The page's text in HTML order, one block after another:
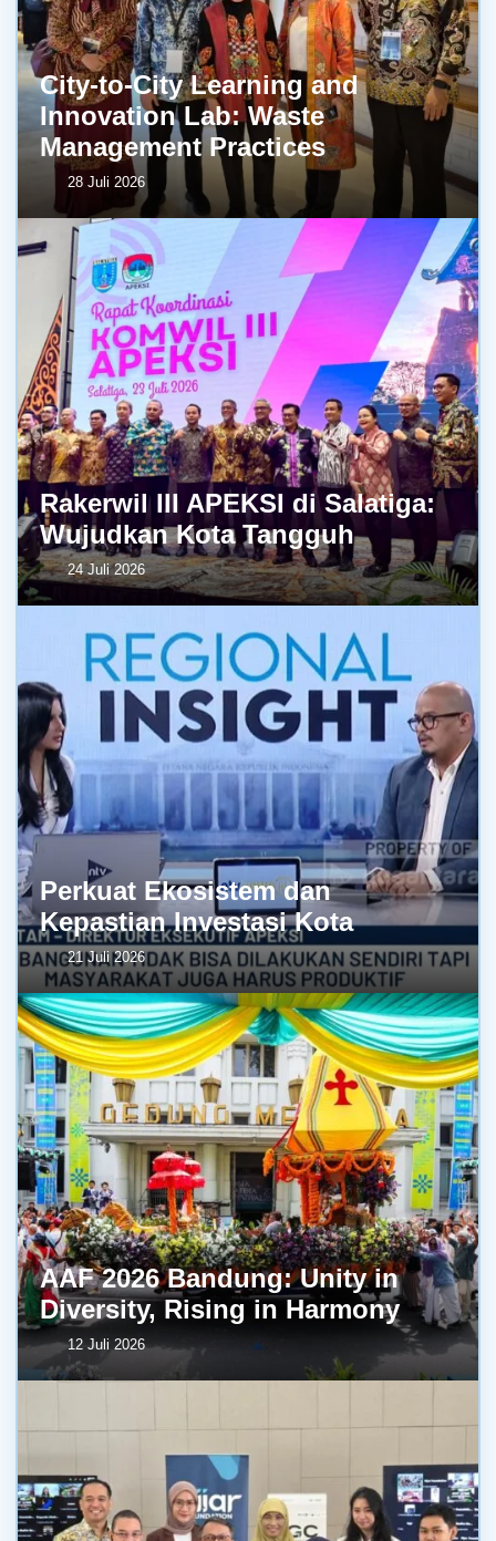
City-to-City Learning and
Innovation Lab: Waste
Management Practices
28 Juli 2026
Rakerwil III APEKSI di Salatiga:
Wujudkan Kota Tangguh
24 Juli 2026
Perkuat Ekosistem dan
Kepastian Investasi Kota
21 Juli 2026
AAF 2026 Bandung: Unity in
Diversity, Rising in Harmony
12 Juli 2026